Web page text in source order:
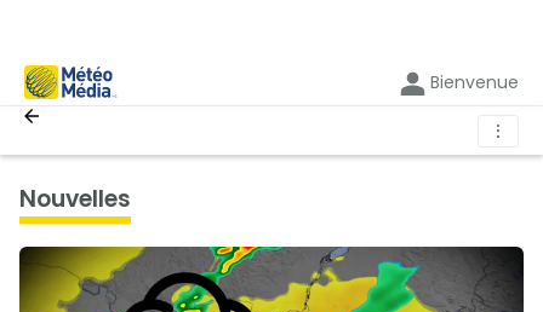
Bienvenue
⋮
nouvelles